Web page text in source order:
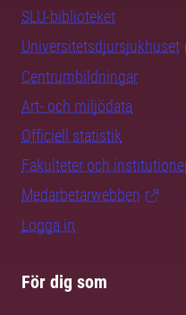
SLU-biblioteket
Universitetsdjursjukhuset
Centrumbildningar
Art- och miljödata
Officiell statistik
Fakulteter och
Medarbetarwebben
Logga in
För dig som